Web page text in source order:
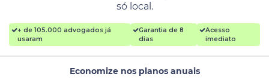
só local.
+ de 105.000 advogados já
usaram
Garantia de 8
dias
Acesso
imediato
Economize nos planos anuais